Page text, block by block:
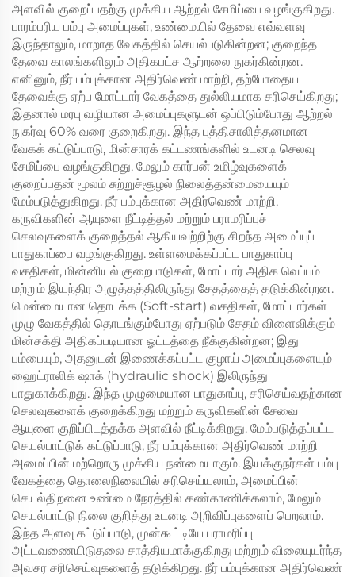
அளவில் குறைப்பதற்கு முக்கிய ஆற்றல் சேமிப்பை வழங்குகிறது.
பாரம்பரிய பம்பு அமைப்புகள், உண்மையில் தேவை எவ்வளவு
இருந்தாலும், மாறாத வேகத்தில் செயல்படுகின்றன; குறைந்த
தேவை காலங்களிலும் அதிகபட்ச ஆற்றலை நுகர்கின்றன.
எனினும், நீர் பம்புக்கான அதிர்வெண் மாற்றி, தற்போதைய
தேவைக்கு ஏற்ப மோட்டார் வேகத்தை துல்லியமாக சரிசெய்கிறது;
இதனால் மரபு வழியான அமைப்புகளுடன் ஒப்பிடும்போது ஆற்றல்
நுகர்வு 60% வரை குறைகிறது. இந்த புத்திசாலித்தனமான
வேகக் கட்டுப்பாடு, மின்சாரக் கட்டணங்களில் உடனடி செலவு
சேமிப்பை வழங்குகிறது, மேலும் கார்பன் உமிழ்வுகளைக்
குறைப்பதன் மூலம் சுற்றுச்சூழல் நிலைத்தன்மையையும்
மேம்படுத்துகிறது. நீர் பம்புக்கான அதிர்வெண் மாற்றி,
கருவிகளின் ஆயுளை நீட்டித்தல் மற்றும் பராமரிப்புச்
செலவுகளைக் குறைத்தல் ஆகியவற்றிற்கு சிறந்த அமைப்புப்
பாதுகாப்பை வழங்குகிறது. உள்ளமைக்கப்பட்ட பாதுகாப்பு
வசதிகள், மின்னியல் குறைபாடுகள், மோட்டார் அதிக வெப்பம்
மற்றும் இயந்திர அழுத்தத்திலிருந்து சேதத்தைத் தடுக்கின்றன.
மென்மையான தொடக்க (Soft-start) வசதிகள், மோட்டார்கள்
முழு வேகத்தில் தொடங்கும்போது ஏற்படும் சேதம் விளைவிக்கும்
மின்சக்தி அதிகப்படியான ஓட்டத்தை நீக்குகின்றன; இது
பம்பையும், அதனுடன் இணைக்கப்பட்ட குழாய் அமைப்புகளையும்
ஹைட்ராலிக் ஷாக் (hydraulic shock) இலிருந்து
பாதுகாக்கிறது. இந்த முழுமையான பாதுகாப்பு, சரிசெய்வதற்கான
செலவுகளைக் குறைக்கிறது மற்றும் கருவிகளின் சேவை
ஆயுளை குறிப்பிடத்தக்க அளவில் நீட்டிக்கிறது. மேம்படுத்தப்பட்ட
செயல்பாட்டுக் கட்டுப்பாடு, நீர் பம்புக்கான அதிர்வெண் மாற்றி
அமைப்பின் மற்றொரு முக்கிய நன்மையாகும். இயக்குநர்கள் பம்பு
வேகத்தை தொலைநிலையில் சரிசெய்யலாம், அமைப்பின்
செயல்திறனை உண்மை நேரத்தில் கண்காணிக்கலாம், மேலும்
செயல்பாட்டு நிலை குறித்து உடனடி அறிவிப்புகளைப் பெறலாம்.
இந்த அளவு கட்டுப்பாடு, முன்கூட்டியே பராமரிப்பு
அட்டவணையிடுதலை சாத்தியமாக்குகிறது மற்றும் விலையுயர்ந்த
அவசர சரிசெய்வுகளைத் தடுக்கிறது. நீர் பம்புக்கான அதிர்வெண்